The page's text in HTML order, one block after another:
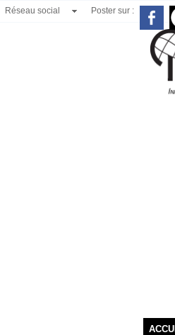
Réseau social Poster sur :